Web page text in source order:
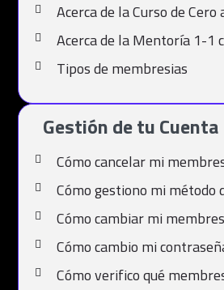
Acerca de la Curso de Cero
Acerca de la Mentoría 1-1
Tipos de membresias
Gestión de tu Cuenta
Cómo cancelar mi
Cómo gestiono mi método
Cómo cambiar mi
Cómo cambio mi
Cómo verifico qué